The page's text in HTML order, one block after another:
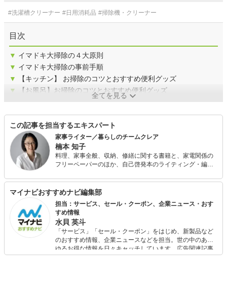
#洗濯槽クリーナー #日用消耗品 #掃除機・クリーナー
目次
▼ イマドキ大掃除の４大原則
▼ イマドキ大掃除の事前手順
▼
【キッチン】 お掃除のコツとおすすめ便利グッズ
▼
【お風呂】お掃除のコツとおすすめ便利グッズ
全てを見る
この記事を担当するエキスパート
家事ライター／暮らしのチームクレア
楠本 知子
料理、家事全般、収納、修繕に関する書籍と、家電関係の
フリーペーパーのほか、自己啓発本のライティング・編集
集・ライティング協力した書籍に、『お金をかけずにおう
ちでごはん宣言』（幻冬舎）、『転ばぬ先の玉手箱－こん
な工夫、あんな知恵』（万来舎）、『自分で直す・繕う・
手入れする 暮らしの修繕術』（万来舎）など。 趣味は温泉
と読書とビール。
マイナビおすすめナビ編集部
担当：サービス、セール・クーポン、企業ニュース・おす
すめ情報
水貝 英斗
「サービス」「セール・クーポン」をはじめ、新製品など
のおすすめ情報、企業ニュースなどを担当。世の中のあら
ゆるお得な情報を日々キャッチしています。広告関連記事
の制作にも携わり、SEOの知見を活かし商品販促のプラン